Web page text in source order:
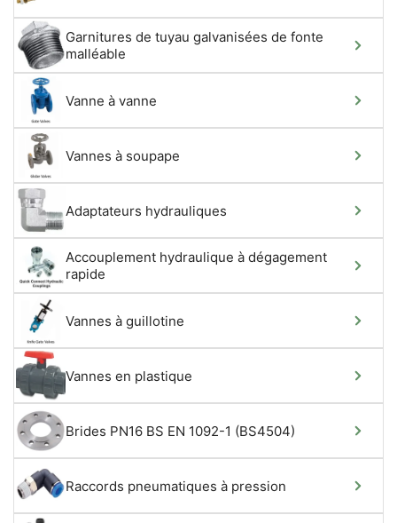
Garnitures de tuyau galvanisées de fonte
malléable
Vanne à vanne
Vannes à soupape
Adaptateurs hydrauliques
Accouplement hydraulique à dégagement
rapide
Vannes à guillotine
Vannes en plastique
Brides PN16 BS EN 1092-1 (BS4504)
Raccords pneumatiques à pression